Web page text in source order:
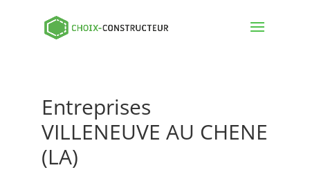
Entreprises
VILLENEUVE AU CHENE
(LA)